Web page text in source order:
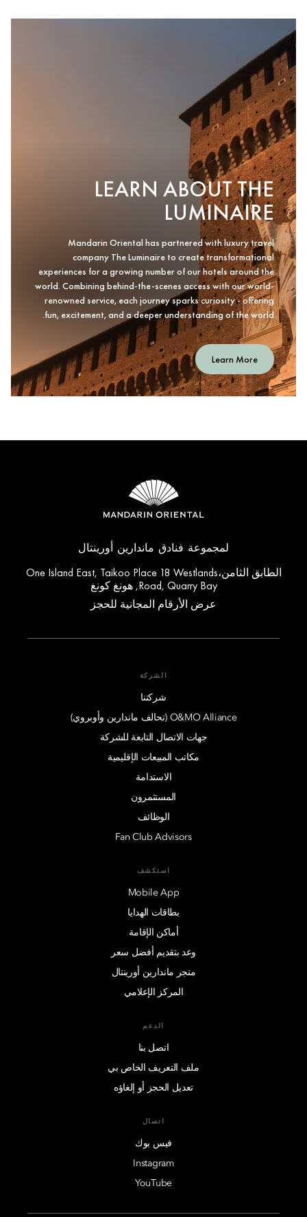
LEARN ABOUT THE
LUMINAIRE
Mandarin Oriental has partnered with luxury travel
company The Luminaire to create transformational
experiences for a growing number of our hotels around the
world. Combining behind-the-scenes access with our world-
renowned service, each journey sparks curiosity - offering
fun, excitement, and a deeper understanding of the world.
Learn More
لمجموعة فنادق ماندارين أورينتال
الطابق الثامن،One Island East, Taikoo Place 18 Westlands
Road, Quarry Bay, هونغ كونغ
عرض الأرقام المجانية للحجز
الشركة
شركتنا
O&MO Alliance (تحالف ماندارين وأوبروي)
جهات الاتصال التابعة للشركة
مكاتب المبيعات الإقليمية
الاستدامة
المستثمرون
الوظائف
Fan Club Advisors
استكشف
Mobile App
بطاقات الهدايا
أماكن الإقامة
وعد بتقديم أفضل سعر
متجر ماندارين أورينتال
المركز الإعلامي
الدعم
اتصل بنا
ملف التعريف الخاص بي
تعديل الحجز أو إلغاؤه
اتصال
فيس بوك
Instagram
YouTube